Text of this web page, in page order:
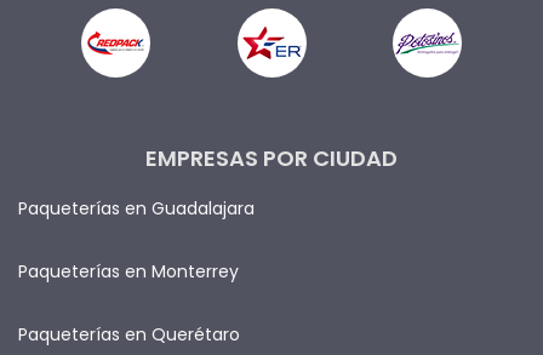
EMPRESAS POR CIUDAD
Paqueterías en Guadalajara
Paqueterías en Monterrey
Paqueterías en Querétaro